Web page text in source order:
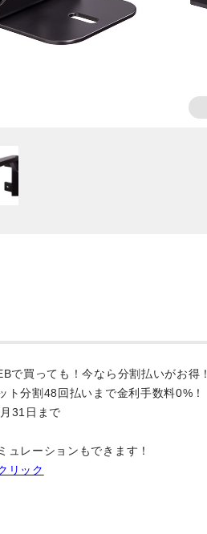
で買っても！今なら分割払いがお得！
ト分割48回払いまで金利手数料0%！
31日まで
ュレーションもできます！
リック